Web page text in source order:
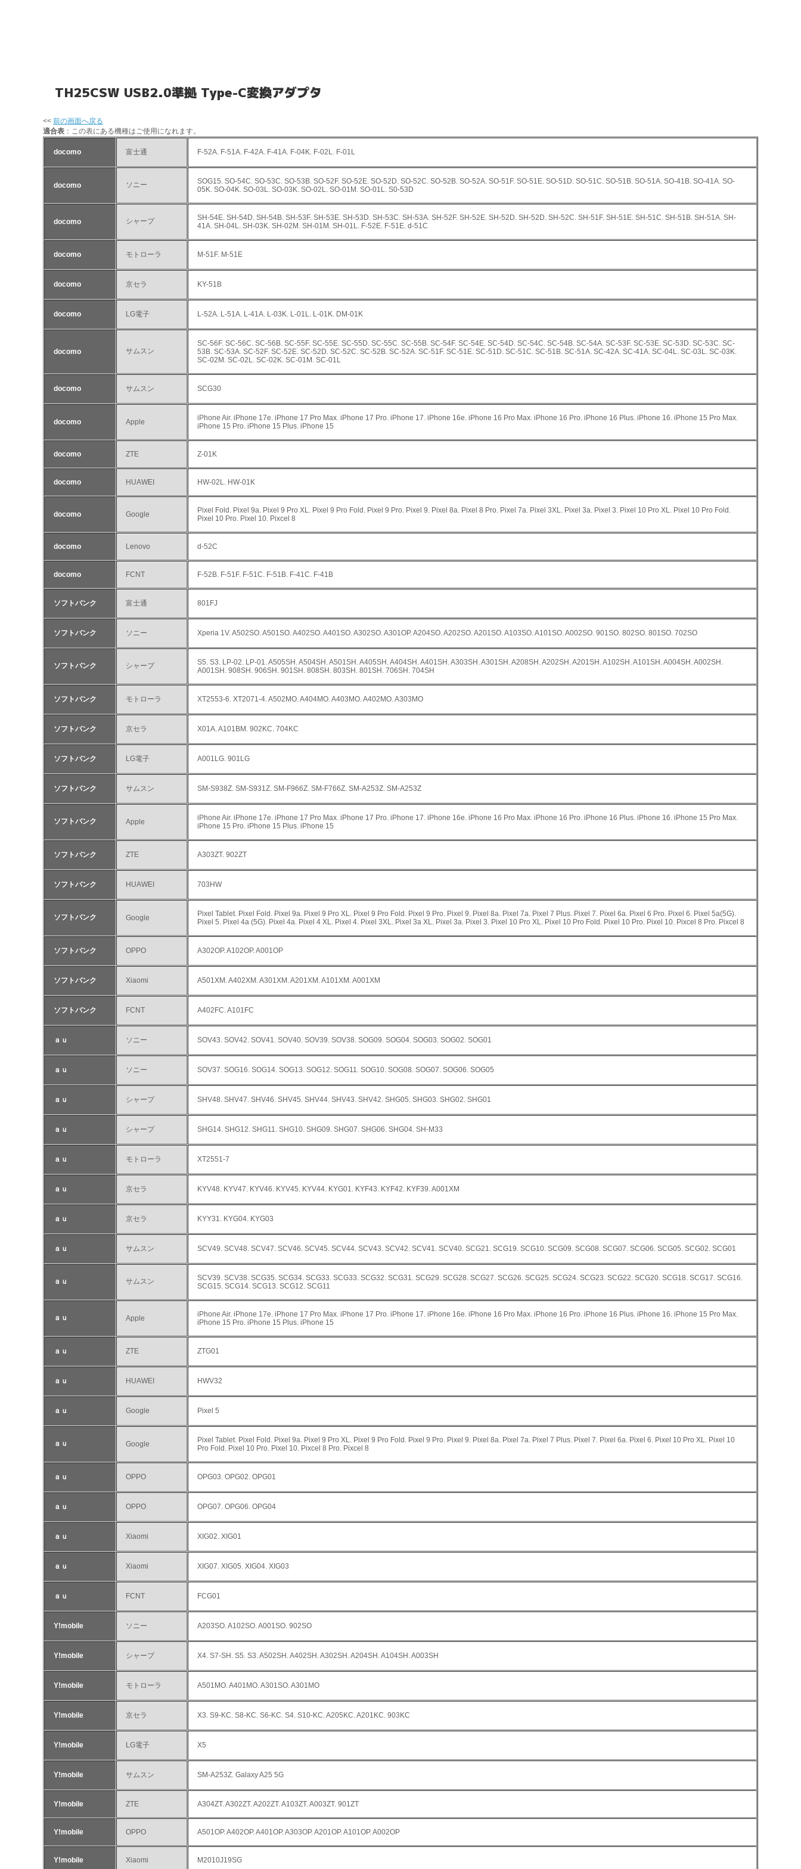
TH25CSW USB2.0準拠 Type-C変換アダプタ
<< 前の画面へ戻る
適合表 ：この表にある機種はご使用になれます。
docomo 富士通 F-52A. F-51A. F-42A. F-41A. F-04K. F-02L. F-01L
docomo ソニー
SOG15. SO-54C. SO-53C. SO-53B. SO-52F. SO-52E. SO-52D. SO-52C. SO-52B. SO-52A. SO-51F. SO-51E. SO-51D. SO-51C. SO-51B. SO-51A. SO-41B. SO-41A. SO-
05K. SO-04K. SO-03L. SO-03K. SO-02L. SO-01M. SO-01L. S0-53D
docomo シャープ
SH-54E. SH-54D. SH-54B. SH-53F. SH-53E. SH-53D. SH-53C. SH-53A. SH-52F. SH-52E. SH-52D. SH-52D. SH-52C. SH-51F. SH-51E. SH-51C. SH-51B. SH-51A. SH-
41A. SH-04L. SH-03K. SH-02M. SH-01M. SH-01L. F-52E. F-51E. d-51C
docomo モトローラ M-51F. M-51E
docomo 京セラ KY-51B
docomo LG電子 L-52A. L-51A. L-41A. L-03K. L-01L. L-01K. DM-01K
docomo サムスン
SC-56F. SC-56C. SC-56B. SC-55F. SC-55E. SC-55D. SC-55C. SC-55B. SC-54F. SC-54E. SC-54D. SC-54C. SC-54B. SC-54A. SC-53F. SC-53E. SC-53D. SC-53C. SC-
53B. SC-53A. SC-52F. SC-52E. SC-52D. SC-52C. SC-52B. SC-52A. SC-51F. SC-51E. SC-51D. SC-51C. SC-51B. SC-51A. SC-42A. SC-41A. SC-04L. SC-03L. SC-03K.
SC-02M. SC-02L. SC-02K. SC-01M. SC-01L
docomo サムスン SCG30
docomo Apple
iPhone Air. iPhone 17e. iPhone 17 Pro Max. iPhone 17 Pro. iPhone 17. iPhone 16e. iPhone 16 Pro Max. iPhone 16 Pro. iPhone 16 Plus. iPhone 16. iPhone 15 Pro Max.
iPhone 15 Pro. iPhone 15 Plus. iPhone 15
docomo ZTE Z-01K
docomo HUAWEI HW-02L. HW-01K
docomo Google
Pixel Fold. Pixel 9a. Pixel 9 Pro XL. Pixel 9 Pro Fold. Pixel 9 Pro. Pixel 9. Pixel 8a. Pixel 8 Pro. Pixel 7a. Pixel 3XL. Pixel 3a. Pixel 3. Pixel 10 Pro XL. Pixel 10 Pro Fold.
Pixel 10 Pro. Pixel 10. Pixcel 8
docomo Lenovo d-52C
docomo FCNT F-52B. F-51F. F-51C. F-51B. F-41C. F-41B
ソフトバンク 富士通 801FJ
ソフトバンク ソニー Xperia 1V. A502SO. A501SO. A402SO. A401SO. A302SO. A301OP. A204SO. A202SO. A201SO. A103SO. A101SO. A002SO. 901SO. 802SO. 801SO. 702SO
ソフトバンク シャープ
S5. S3. LP-02. LP-01. A505SH. A504SH. A501SH. A405SH. A404SH. A401SH. A303SH. A301SH. A208SH. A202SH. A201SH. A102SH. A101SH. A004SH. A002SH.
A001SH. 908SH. 906SH. 901SH. 808SH. 803SH. 801SH. 706SH. 704SH
ソフトバンク モトローラ XT2553-6. XT2071-4. A502MO. A404MO. A403MO. A402MO. A303MO
ソフトバンク 京セラ X01A. A101BM. 902KC. 704KC
ソフトバンク LG電子 A001LG. 901LG
ソフトバンク サムスン SM-S938Z. SM-S931Z. SM-F966Z. SM-F766Z. SM-A253Z. SM-A253Z
ソフトバンク Apple
iPhone Air. iPhone 17e. iPhone 17 Pro Max. iPhone 17 Pro. iPhone 17. iPhone 16e. iPhone 16 Pro Max. iPhone 16 Pro. iPhone 16 Plus. iPhone 16. iPhone 15 Pro Max.
iPhone 15 Pro. iPhone 15 Plus. iPhone 15
ソフトバンク ZTE A303ZT. 902ZT
ソフトバンク HUAWEI 703HW
ソフトバンク Google
Pixel Tablet. Pixel Fold. Pixel 9a. Pixel 9 Pro XL. Pixel 9 Pro Fold. Pixel 9 Pro. Pixel 9. Pixel 8a. Pixel 7a. Pixel 7 Plus. Pixel 7. Pixel 6a. Pixel 6 Pro. Pixel 6. Pixel 5a(5G).
Pixel 5. Pixel 4a (5G). Pixel 4a. Pixel 4 XL. Pixel 4. Pixel 3XL. Pixel 3a XL. Pixel 3a. Pixel 3. Pixel 10 Pro XL. Pixel 10 Pro Fold. Pixel 10 Pro. Pixel 10. Pixcel 8 Pro. Pixcel 8
ソフトバンク OPPO A302OP. A102OP. A001OP
ソフトバンク Xiaomi A501XM. A402XM. A301XM. A201XM. A101XM. A001XM
ソフトバンク FCNT A402FC. A101FC
ａｕ ソニー SOV43. SOV42. SOV41. SOV40. SOV39. SOV38. SOG09. SOG04. SOG03. SOG02. SOG01
ａｕ ソニー SOV37. SOG16. SOG14. SOG13. SOG12. SOG11. SOG10. SOG08. SOG07. SOG06. SOG05
ａｕ シャープ SHV48. SHV47. SHV46. SHV45. SHV44. SHV43. SHV42. SHG05. SHG03. SHG02. SHG01
ａｕ シャープ SHG14. SHG12. SHG11. SHG10. SHG09. SHG07. SHG06. SHG04. SH-M33
ａｕ モトローラ XT2551-7
ａｕ 京セラ KYV48. KYV47. KYV46. KYV45. KYV44. KYG01. KYF43. KYF42. KYF39. A001XM
ａｕ 京セラ KYY31. KYG04. KYG03
ａｕ サムスン SCV49. SCV48. SCV47. SCV46. SCV45. SCV44. SCV43. SCV42. SCV41. SCV40. SCG21. SCG19. SCG10. SCG09. SCG08. SCG07. SCG06. SCG05. SCG02. SCG01
ａｕ サムスン
SCV39. SCV38. SCG35. SCG34. SCG33. SCG33. SCG32. SCG31. SCG29. SCG28. SCG27. SCG26. SCG25. SCG24. SCG23. SCG22. SCG20. SCG18. SCG17. SCG16.
SCG15. SCG14. SCG13. SCG12. SCG11
ａｕ Apple
iPhone Air. iPhone 17e. iPhone 17 Pro Max. iPhone 17 Pro. iPhone 17. iPhone 16e. iPhone 16 Pro Max. iPhone 16 Pro. iPhone 16 Plus. iPhone 16. iPhone 15 Pro Max.
iPhone 15 Pro. iPhone 15 Plus. iPhone 15
ａｕ ZTE ZTG01
ａｕ HUAWEI HWV32
ａｕ Google Pixel 5
ａｕ Google
Pixel Tablet. Pixel Fold. Pixel 9a. Pixel 9 Pro XL. Pixel 9 Pro Fold. Pixel 9 Pro. Pixel 9. Pixel 8a. Pixel 7a. Pixel 7 Plus. Pixel 7. Pixel 6a. Pixel 6. Pixel 10 Pro XL. Pixel 10
Pro Fold. Pixel 10 Pro. Pixel 10. Pixcel 8 Pro. Pixcel 8
ａｕ OPPO OPG03. OPG02. OPG01
ａｕ OPPO OPG07. OPG06. OPG04
ａｕ Xiaomi XIG02. XIG01
ａｕ Xiaomi XIG07. XIG05. XIG04. XIG03
ａｕ FCNT FCG01
Y!mobile ソニー A203SO. A102SO. A001SO. 902SO
Y!mobile シャープ X4. S7-SH. S5. S3. A502SH. A402SH. A302SH. A204SH. A104SH. A003SH
Y!mobile モトローラ A501MO. A401MO. A301SO. A301MO
Y!mobile 京セラ X3. S9-KC. S8-KC. S6-KC. S4. S10-KC. A205KC. A201KC. 903KC
Y!mobile LG電子 X5
Y!mobile サムスン SM-A253Z. Galaxy A25 5G
Y!mobile ZTE A304ZT. A302ZT. A202ZT. A103ZT. A003ZT. 901ZT
Y!mobile OPPO A501OP. A402OP. A401OP. A303OP. A201OP. A101OP. A002OP
Y!mobile Xiaomi M2010J19SG